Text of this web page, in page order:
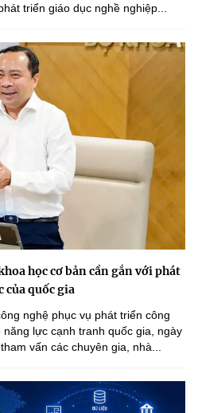
triển giáo dục nghề nghiệp...
học cơ bản cần gắn với phát
của quốc gia
nghệ phục vụ phát triển công
lực cạnh tranh quốc gia, ngày
vấn các chuyên gia, nhà...